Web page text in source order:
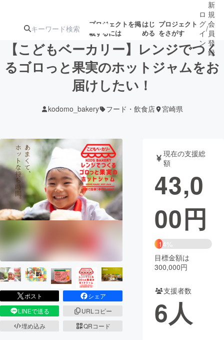
プロジェクトを掲
載するには
はじ
める
プロジェクト
をさがす
注目の新着プロ
ジェクト
募集終了が近いプ
テクノロジー・ガジェット
映像・映画 書籍・雑誌
ビジネス・起業 チャレンジ
まちづくり・地域活性化
CAMPFIRE for Social Good CAMPFIRE Creation
CAMPFIREふるさと納税machi-ya コミュニティ
ロ
グ
イ
ン
/
新
規
会
員
登
録
【こどもベーカリー】レンジでつく
るゴロっと果実のホットジャムをお
届けしたい！
kodomo_bakery フード・飲食店 宮崎県
ポスト
シェア
LINEで送る
URLコピー
埋め込み
QRコード
現在の支援総
額
43,0
00円
14%
目標金額は
300,000円
支援者数
6人